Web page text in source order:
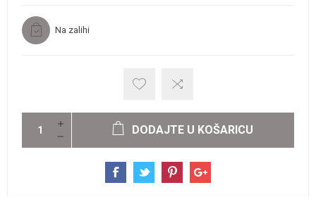
Na zalihi
DODAJTE U KOŠARICU